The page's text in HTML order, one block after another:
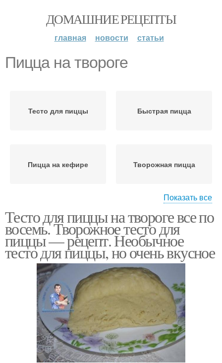
ДОМАШНИЕ РЕЦЕПТЫ
главная новости статьи
Пицца на твороге
Тесто для пиццы Быстрая пицца
Пицца на кефире Творожная пицца
Пицца на сковороде
Показать все
Тесто для пиццы на твороге все по
восемь. Творожное тесто для
пиццы — рецепт. Необычное
тесто для пиццы, но очень вкусное